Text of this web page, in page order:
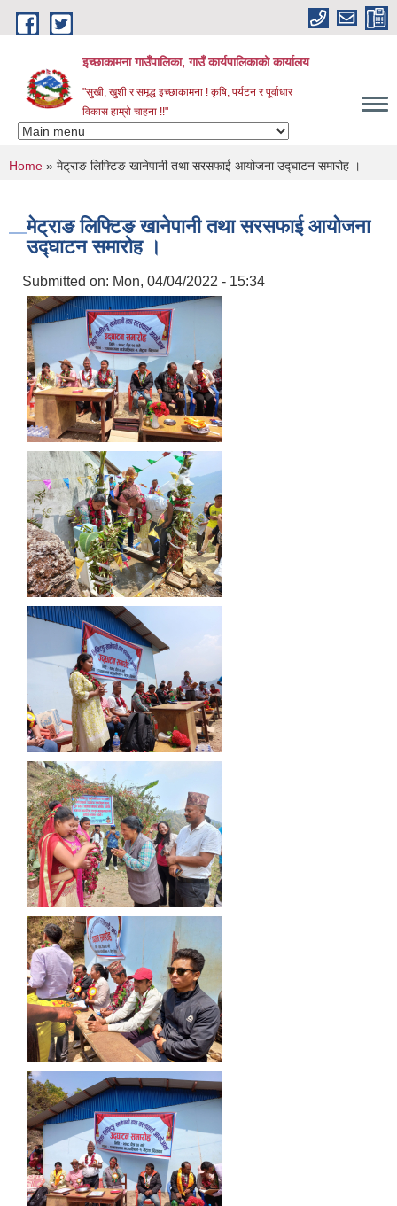
Skip to main content
इच्छाकामना गाउँपालिका, गाउँ कार्यपालिकाको कार्यालय
"सुखी, खुशी र समृद्ध इच्छाकामना ! कृषि, पर्यटन र पूर्वाधार
विकास हाम्रो चाहना !!"
You are here
Home » मेट्राङ लिफ्टिङ खानेपानी तथा सरसफाई आयोजना उद्घाटन समारोह ।
मेट्राङ लिफ्टिङ खानेपानी तथा सरसफाई आयोजना
उद्घाटन समारोह ।
Submitted on: Mon, 04/04/2022 - 15:34